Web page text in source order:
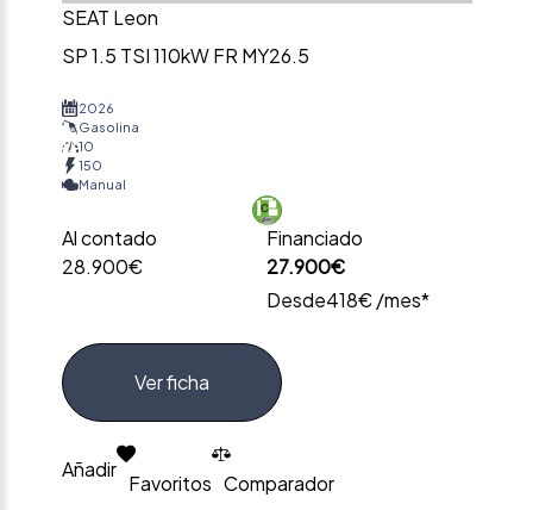
SEAT Leon
SP 1.5 TSI 110kW FR MY26.5
2026
Gasolina
10
150
Manual
Al contado
28.900€
Financiado
27.900€
Desde418€ /mes*
Ver ficha
Añadir
Favoritos Comparador